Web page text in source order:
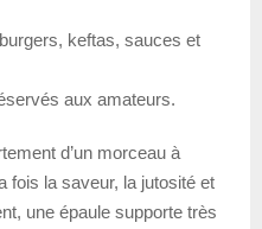
keftas, sauces et
aux amateurs.
d’un morceau à
fois la saveur, la jutosité et
une épaule supporte très